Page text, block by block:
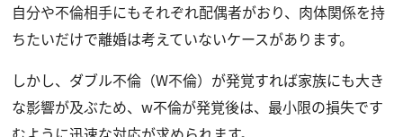
自分や不倫相手にもそれぞれ配偶者がおり、肉体関係を持
ちたいだけで離婚は考えていないケースがあります。
しかし、ダブル不倫（W不倫）が発覚すれば家族にも大き
な影響が及ぶため、w不倫が発覚後は、最小限の損失です